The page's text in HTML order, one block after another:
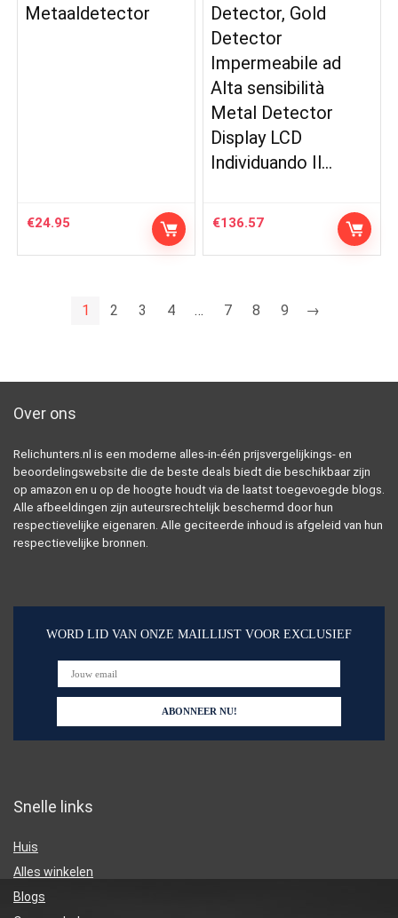
Metaaldetector
€24.95
Detector, Gold
Detector
Impermeabile ad
Alta sensibilità
Metal Detector
Display LCD
Individuando Il…
€136.57
1 2 3 4 … 7 8 9 →
Over ons
Relichunters.nl is een moderne alles-in-één prijsvergelijkings- en
beoordelingswebsite die de beste deals biedt die beschikbaar zijn
op amazon en u op de hoogte houdt via de laatst toegevoegde blogs.
Alle afbeeldingen zijn auteursrechtelijk beschermd door hun
respectievelijke eigenaren. Alle geciteerde inhoud is afgeleid van hun
respectievelijke bronnen.
WORD LID VAN ONZE MAILLIJST VOOR EXCLUSIEF
Snelle links
Huis
Alles winkelen
Blogs